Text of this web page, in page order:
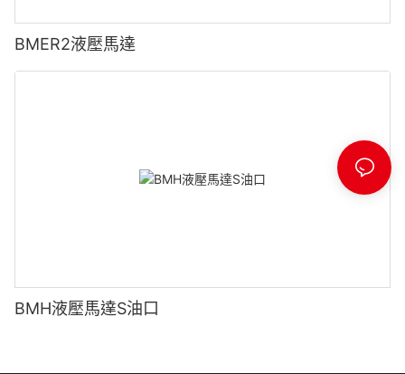
BMER2液壓馬達
BMH液壓馬達S油口